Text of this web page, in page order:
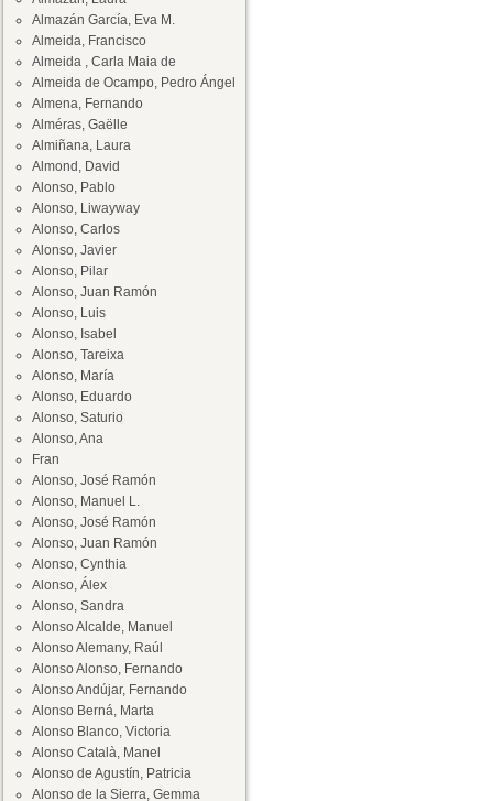
Almazán García, Eva M.
Almeida, Francisco
Almeida , Carla Maia de
Almeida de Ocampo, Pedro Ángel
Almena, Fernando
Alméras, Gaëlle
Almiñana, Laura
Almond, David
Alonso, Pablo
Alonso, Liwayway
Alonso, Carlos
Alonso, Javier
Alonso, Pilar
Alonso, Juan Ramón
Alonso, Luis
Alonso, Isabel
Alonso, Tareixa
Alonso, María
Alonso, Eduardo
Alonso, Saturio
Alonso, Ana
Fran
Alonso, José Ramón
Alonso, Manuel L.
Alonso, José Ramón
Alonso, Juan Ramón
Alonso, Cynthia
Alonso, Álex
Alonso, Sandra
Alonso Alcalde, Manuel
Alonso Alemany, Raúl
Alonso Alonso, Fernando
Alonso Andújar, Fernando
Alonso Berná, Marta
Alonso Blanco, Victoria
Alonso Català, Manel
Alonso de Agustín, Patricia
Alonso de la Sierra, Gemma